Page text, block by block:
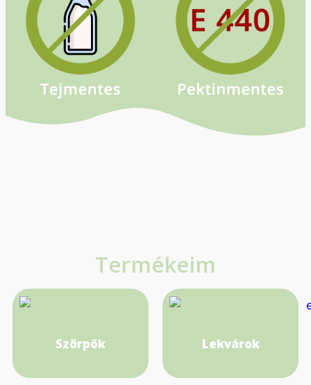
Termékeim
Szörpök Lekvárok